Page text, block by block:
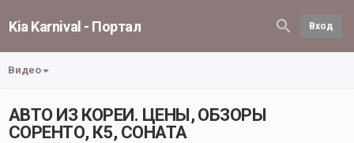
Kia Karnival - Портал Вход
Видео
АВТО ИЗ КОРЕИ. ЦЕНЫ, ОБЗОРЫ
СОРЕНТО, К5, СОНАТА